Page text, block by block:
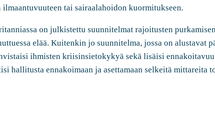
tai sairaalahoidon kuormitukseen.
on julkistettu suunnitelmat rajoitusten
elää. Kuitenkin jo suunnitelma, jossa on alustavat
ihmisten kriisinsietokykyä sekä lisäisi
hallitusta ennakoimaan ja asettamaan selkeitä mittareita